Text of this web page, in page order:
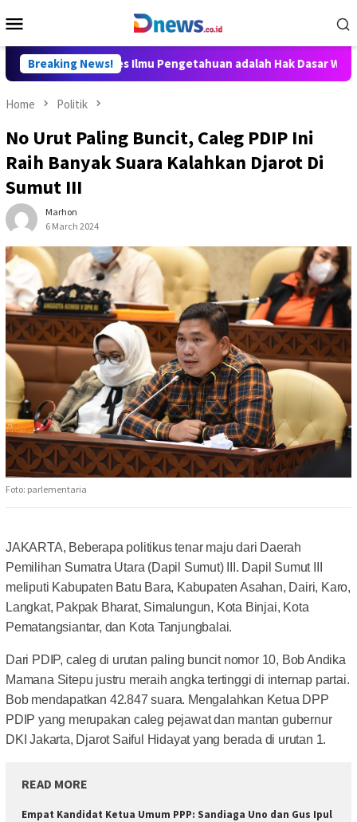
to
Menu
Breaking News!
Akses Ilmu Pengetahuan adalah Hak Dasar Warga Negara
Home Politik
No Urut Paling Buncit, Caleg PDIP Ini
Raih Banyak Suara Kalahkan Djarot Di
Sumut III
Marhon
6 March 2024
Foto: parlementaria
JAKARTA, Beberapa politikus tenar maju dari Daerah
Pemilihan Sumatra Utara (Dapil Sumut) III. Dapil Sumut III
meliputi Kabupaten Batu Bara, Kabupaten Asahan, Dairi, Karo,
Langkat, Pakpak Bharat, Simalungun, Kota Binjai, Kota
Pematangsiantar, dan Kota Tanjungbalai.
Dari PDIP, caleg di urutan paling buncit nomor 10, Bob Andika
Mamana Sitepu justru meraih angka tertinggi di internap partai.
Bob mendapatkan 42.847 suara. Mengalahkan Ketua DPP
PDIP yang merupakan caleg pejawat dan mantan gubernur
DKI Jakarta, Djarot Saiful Hidayat yang berada di urutan 1.
READ MORE
Empat Kandidat Ketua Umum PPP: Sandiaga Uno dan Gus Ipul